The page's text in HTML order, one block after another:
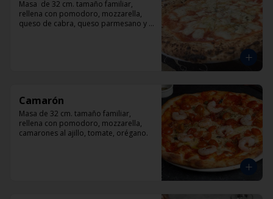
Masa  de 32 cm. tamaño familiar,
rellena con pomodoro, mozzarella,
queso de cabra, queso parmesano y
Camarón
Masa de 32 cm. tamaño familiar,
rellena con pomodoro, mozzarella,
camarones al ajillo, tomate, orégano.